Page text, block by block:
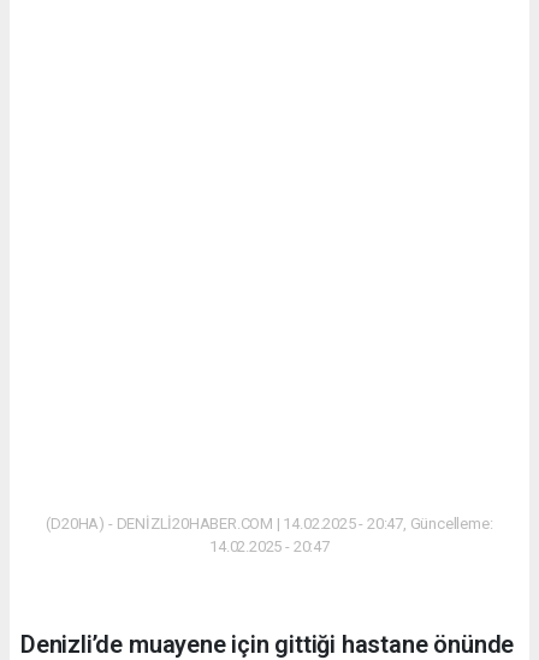
(D20HA) - DENİZLİ20HABER.COM | 14.02.2025 - 20:47, Güncelleme:
14.02.2025 - 20:47
Denizli’de muayene için gittiği hastane önünde